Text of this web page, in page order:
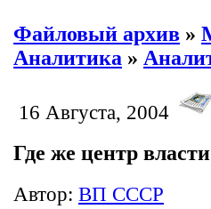
Файловый архив »
Аналитика »
16 Августа, 2004
Где же центр
Автор: ВП СССР